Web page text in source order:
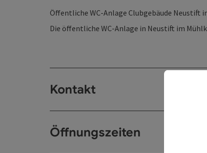
Öffentliche WC-Anlage Clubgebäude Neustift
Die öffentliche WC-Anlage in Neustift im
Kontakt
Öffnungszeiten